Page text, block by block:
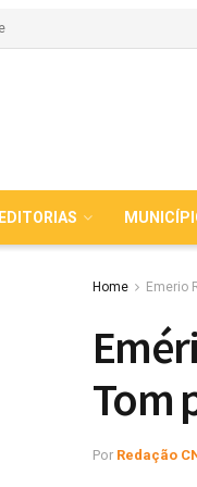
EDITORIAS
Home Emerio
Tom
Por Redação